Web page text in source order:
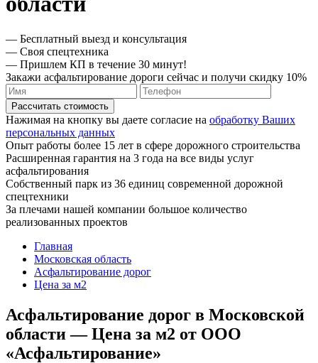
— Бесплатный выезд и консультация
— Своя спецтехника
— Пришлем КП в течение 30 минут!
Закажи асфальтирование дороги сейчас и получи скидку 10%
Рассчитать стоимость
Нажимая на кнопку вы даете согласие на обработку Ваших
персональных данных
Опыт работы более 15 лет в сфере дорожного строительства
Расширенная гарантия на 3 года на все виды услуг
асфальтирования
Собственный парк из 36 единиц современной дорожной
спецтехники
За плечами нашей компании большое количество
реализованных проектов
Главная
Московская область
Асфальтирование дорог
Цена за м2
Асфальтирование дорог в Московской
области — Цена за м2 от ООО
«Асфальтирование»